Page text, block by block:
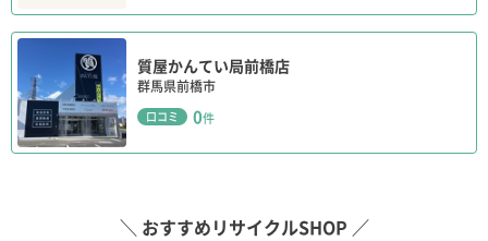
質屋かんてい局前橋店
群馬県前橋市
口コミ 0件
＼ おすすめリサイクルSHOP ／